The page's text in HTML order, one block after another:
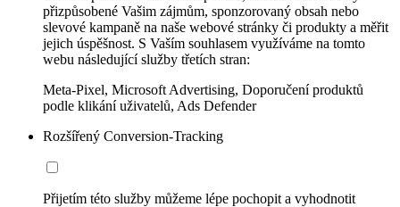
přizpůsobené Vašim zájmům, sponzorovaný obsah nebo
slevové kampaně na naše webové stránky či produkty a měřit
jejich úspěšnost. S Vaším souhlasem využíváme na tomto
webu následující služby třetích stran:
Meta-Pixel, Microsoft Advertising, Doporučení produktů
podle klikání uživatelů, Ads Defender
Rozšířený Conversion-Tracking
Přijetím této služby můžeme lépe pochopit a vyhodnotit